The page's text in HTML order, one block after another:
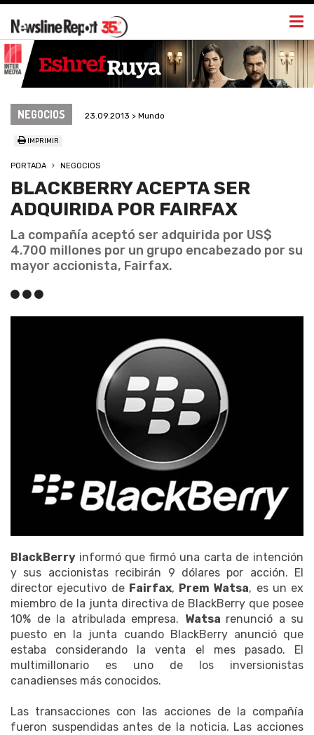
NEGOCIOS 23.09.2013 > Mundo
IMPRIMIR
PORTADA NEGOCIOS
BLACKBERRY ACEPTA SER
ADQUIRIDA POR FAIRFAX
La compañía aceptó ser adquirida por US$
4.700 millones por un grupo encabezado por su
mayor accionista, Fairfax.
BlackBerry informó que firmó una carta de intención
y sus accionistas recibirán 9 dólares por acción. El
director ejecutivo de Fairfax, Prem Watsa, es un ex
miembro de la junta directiva de BlackBerry que posee
10% de la atribulada empresa. Watsa renunció a su
puesto en la junta cuando BlackBerry anunció que
estaba considerando la venta el mes pasado. El
multimillonario es uno de los inversionistas
canadienses más conocidos.
Las transacciones con las acciones de la compañía
fueron suspendidas antes de la noticia. Las acciones